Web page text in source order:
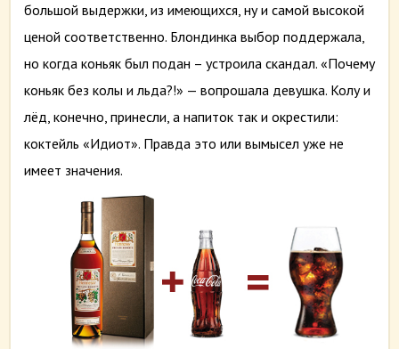
большой выдержки, из имеющихся, ну и самой высокой
ценой соответственно. Блондинка выбор поддержала,
но когда коньяк был подан – устроила скандал. «Почему
коньяк без колы и льда?!» — вопрошала девушка. Колу и
лёд, конечно, принесли, а напиток так и окрестили:
коктейль «Идиот». Правда это или вымысел уже не
имеет значения.